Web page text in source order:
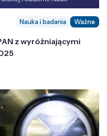
Nauka i badania Ważne
z wyróżniającymi